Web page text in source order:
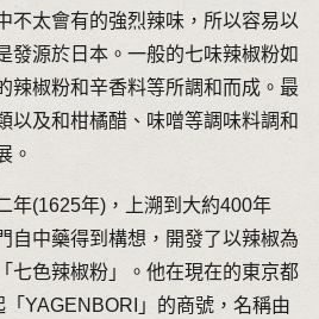
不太會有的強烈辣味，所以容易以
發源於日本。一般的七味辣椒粉如
辣椒粉和辛香料等所調和而成。最
以及和柑橘醋、味噌等調味料調和
。
年(1625年)，上溯到大約400年
自中藥得到構想，開發了以辣椒為
七色辣椒粉」。他在現在的東京都
YAGENBORI」的商號，名稱由